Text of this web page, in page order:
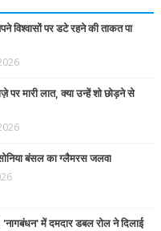
विश्वासों पर डटे रहने की ताकत पा
मारी लात, क्या उन्हें शो छोड़ने से
बंसल का ग्लैमरस जलवा
में दमदार डबल रोल ने दिलाई